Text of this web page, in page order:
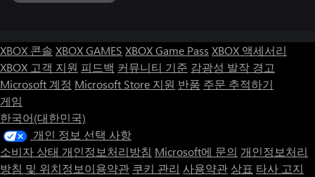
XBOX 콘솔 XBOX GAMES XBOX Game Pass XBOX 액세서리
XBOX 고객 지원 피드백 커뮤니티 기준 감광성 발작 경고
Microsoft 계정 Microsoft Store 지원 반품 주문 추적하기
게임
한국어(대한민국)
개인 정보 선택 사항
소비자 상태 개인정보처리방침 Microsoft에 문의 개인정보처리
방침 및 위치정보이용약관 쿠키 관리 사용약관 상표 타사 고지